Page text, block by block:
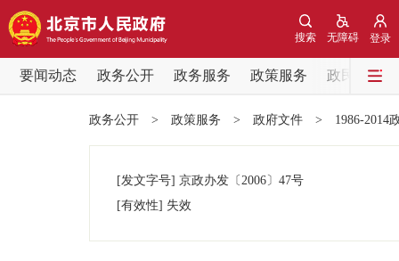
登录
无障碍
搜索
要闻动态 政务公开 政务服务 政策服务
政民互动
党中央精神
政务公开 > 政策服务 > 政府文件 > 1986-2014
[发文字号] 京政办发 〔2006〕 47号
[有效性] 失效